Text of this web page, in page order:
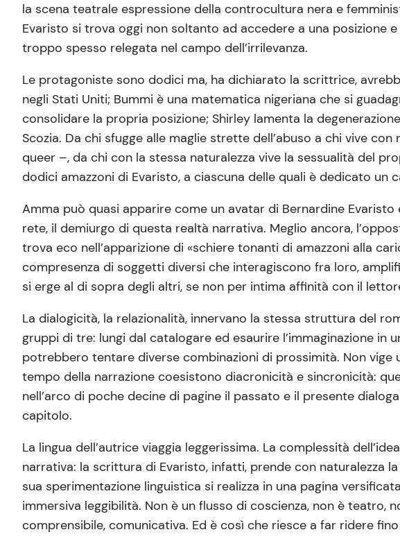
la scena teatrale espressione della controcultura nera e
Evaristo si trova oggi non soltanto ad accedere a una posizione
troppo spesso relegata nel campo dell’irrilevanza.
Le protagoniste sono dodici ma, ha dichiarato la scrittrice,
negli Stati Uniti; Bummi è una matematica nigeriana che si
consolidare la propria posizione; Shirley lamenta la
Scozia. Da chi sfugge alle maglie strette dell’abuso a chi vive
queer –, da chi con la stessa naturalezza vive la sessualità del
dodici amazzoni di Evaristo, a ciascuna delle quali è dedicato
Amma può quasi apparire come un avatar di Bernardine
rete, il demiurgo di questa realtà narrativa. Meglio ancora,
trova eco nell’apparizione di «schiere tonanti di amazzoni alla
compresenza di soggetti diversi che interagiscono fra loro,
si erge al di sopra degli altri, se non per intima affinità con il
La dialogicità, la relazionalità, innervano la stessa struttura del
gruppi di tre: lungi dal catalogare ed esaurire l’immaginazione
potrebbero tentare diverse combinazioni di prossimità. Non
tempo della narrazione coesistono diacronicità e sincronicità:
nell’arco di poche decine di pagine il passato e il presente
capitolo.
La lingua dell’autrice viaggia leggerissima. La complessità
narrativa: la scrittura di Evaristo, infatti, prende con naturalezza
sua sperimentazione linguistica si realizza in una pagina
immersiva leggibilità. Non è un flusso di coscienza, non è teatro,
comprensibile, comunicativa. Ed è così che riesce a far ridere